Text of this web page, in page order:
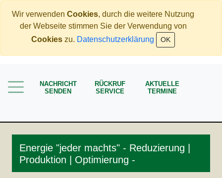
Wir verwenden Cookies, durch die weitere Nutzung
der Webseite stimmen Sie der Verwendung von
Cookies zu. Datenschutzerklärung OK
NACHRICHT
SENDEN
RÜCKRUF
SERVICE
AKTUELLE
TERMINE
Mehr Geld verdienen
Meine Angebote
Energie "jeder machts" - Reduzierung |
Produktion | Optimierung -